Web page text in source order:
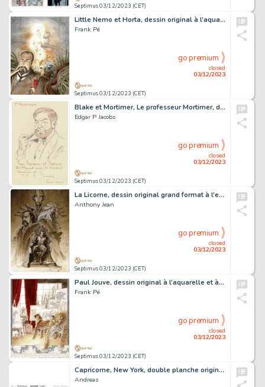
Septimus 03/12/2023 (CET)
Little Nemo et Horta, dessin original à l’aquarelle et à l’acrylique en hommage à Victor Horta.
Frank Pé
Septimus 03/12/2023 (CET)
closed
03/12/2023
go premium
Blake et Mortimer, Le professeur Mortimer, dessin original à la mine de plomb et au crayon de couleur réalisé en 1972, dédicacé.
Edgar P Jacobs
Septimus 03/12/2023 (CET)
closed
03/12/2023
go premium
La Licorne, dessin original grand format à l’encre de chine et à l’aquarelle réalisé pour une lithographie.
Anthony Jean
Septimus 03/12/2023 (CET)
closed
03/12/2023
go premium
Paul Jouve, dessin original à l’aquarelle et à l’acrylique en hommage à Paul Jouve.
Frank Pé
Septimus 03/12/2023 (CET)
closed
03/12/2023
go premium
Capricorne, New York, double planche originale à l’encre de chine pour cet album paru en 2011 au Lombard.
Andreas